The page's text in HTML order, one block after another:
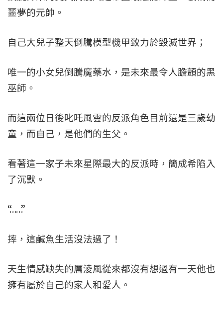
噩夢的元帥。
自己大兒子整天倒騰模型機甲致力於毀滅世界；
唯一的小女兒倒騰魔藥水，是未來最令人膽顫的黑
巫師。
而這兩位日後叱吒風雲的反派角色目前還是三歲幼
童，而自己，是他們的生父。
看著這一家子未來星際最大的反派時，簡成希陷入
了沉默。
“……”
摔，這鹹魚生活沒法過了！
天生情感缺失的厲淩風從來都沒有想過有一天他也
擁有屬於自己的家人和愛人。